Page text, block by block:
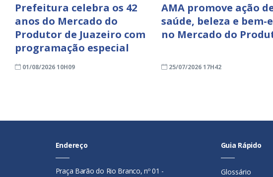
Prefeitura celebra os 42
anos do Mercado do
Produtor de Juazeiro com
programação especial
01/08/2026 10H09
AMA promove ação
saúde, beleza e bem-
no Mercado do
25/07/2026 17H42
Endereço
Praça Barão do Rio Branco, nº 01 -
Guia Rápido
Glossário